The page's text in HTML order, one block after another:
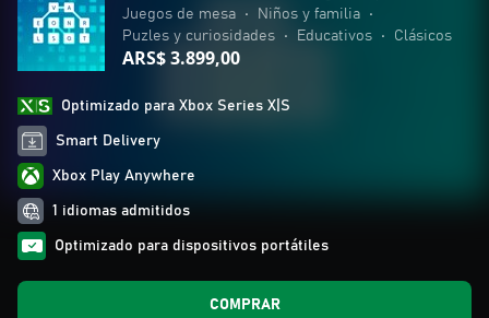
Juegos de mesa
• Niños y familia
•
Puzles y curiosidades
• Educativos • Clásicos
ARS$ 3.899,00
Optimizado para Xbox Series X|S
Smart Delivery
Xbox Play Anywhere
1 idiomas admitidos
Optimizado para dispositivos portátiles
COMPRAR